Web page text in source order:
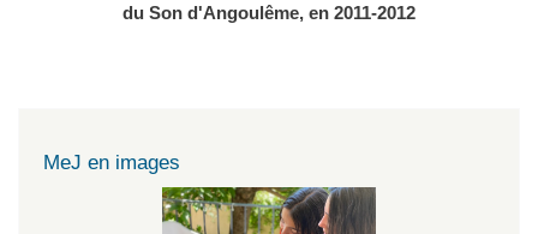
du Son d'Angoulême, en 2011-2012
MeJ en images